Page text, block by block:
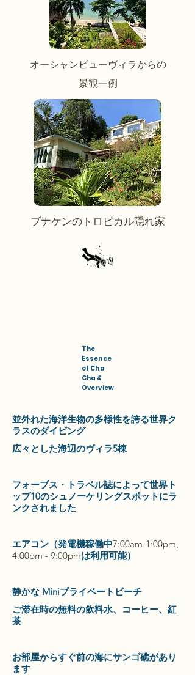
オーシャンビューヴィラからの
景観一例
ブナケンのトロピカル隠れ家
The
Essence
of Cha
Cha &
Overview
並外れた海洋生物の多様性を誇る世界ク
ラスのダイビング
広々とした海辺のヴィラ5棟
フォーブス・トラベル誌によって世界ト
ップ10のシュノーケリングスポットにラ
ンクされました
エアコン（発電機稼働中7:00am-1:00pm,
4:00pm - 9:00pmは利用可能）
静かな Miniプライベートビーチ
ご滞在時の無料の飲料水、コーヒー、紅
茶
お部屋からすぐ前の海にサンゴ礁があり
ます